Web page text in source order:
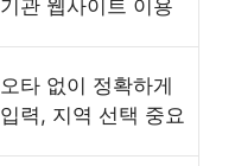
기관 웹사이트 이용
오타 없이 정확하게
입력, 지역 선택 중요